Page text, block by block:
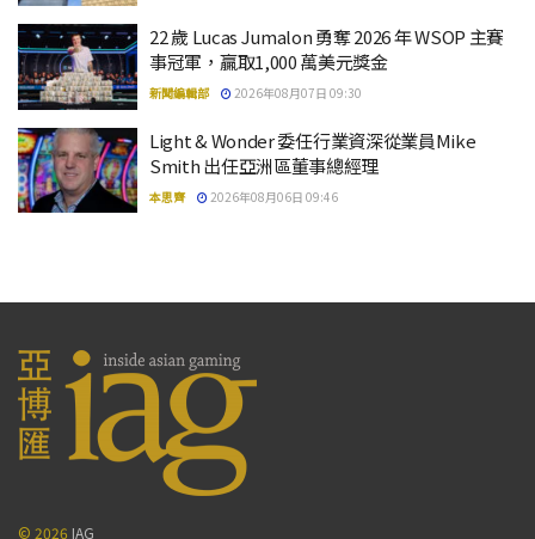
22 歲 Lucas Jumalon 勇奪 2026 年 WSOP 主賽
事冠軍，贏取1,000 萬美元獎金
新聞編輯部 2026年08月07日 09:30
Light & Wonder 委任行業資深從業員Mike
Smith 出任亞洲區董事總經理
本思齊 2026年08月06日 09:46
© 2026 IAG